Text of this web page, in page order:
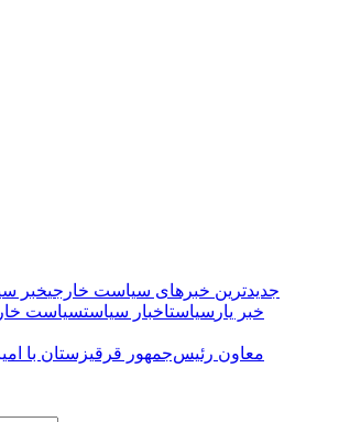
جدیدترین خبرهای سیاست خارجیخبر
خبر یار سیاستاخبار سیاستسیاست
معاون رئیس‌جمهور قرقیزستان با